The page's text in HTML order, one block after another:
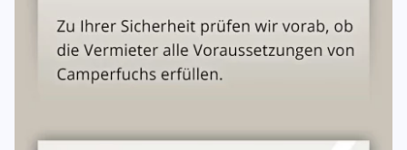
Gemeinsame Prüfung des Fahrzeugs und Zubehörs mit
Übergabeprotokoll.
Das Fahrzeug wirdvollgetanktübergeben.
zurückzugeben.